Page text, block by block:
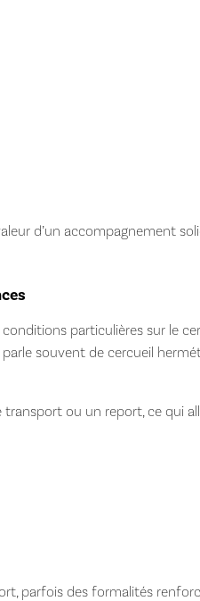
d’un accompagnement
particulières sur le
souvent de cercueil
ou un report, ce qui
parfois des formalités